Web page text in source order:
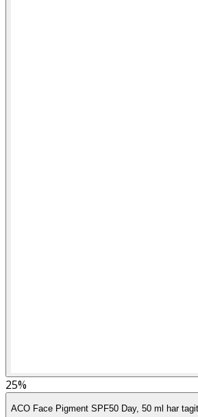
25%
ACO Face Pigment SPF50 Day, 50 ml har